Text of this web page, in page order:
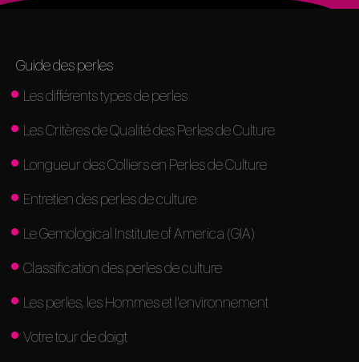
Guide des perles
Les différents types de perles
Les Critères de Qualité des Perles de Culture
Longueur des Colliers en Perles de Culture
Entretien des perles de culture
Le Gemological Institute of America (GIA)
Classification des perles de culture
Les perles, les Hommes et l'environnement
Votre tour de doigt